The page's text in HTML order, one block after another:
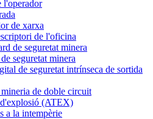
l'operador
de xarxa
de l'oficina
de seguretat minera
seguretat minera
de seguretat intrínseca de sortida
de doble circuit
(ATEX)
a la intempèrie